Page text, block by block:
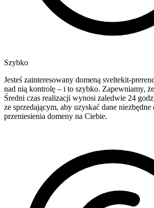
Szybko
Jesteś zainteresowany domeną sveltekit-
nad nią kontrolę – i to szybko. Zapewniamy,
Średni czas realizacji wynosi zaledwie 24
ze sprzedającym, aby uzyskać dane
przeniesienia domeny na Ciebie.